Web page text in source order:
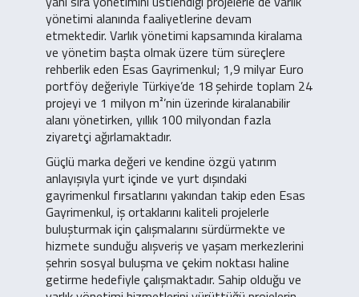
yönetimi alanında faaliyetlerine devam
etmektedir. Varlık yönetimi kapsamında kiralama
ve yönetim başta olmak üzere tüm süreçlere
rehberlik eden Esas Gayrimenkul; 1,9 milyar Euro
portföy değeriyle Türkiye’de 18 şehirde toplam 24
projeyi ve 1 milyon m²’nin üzerinde kiralanabilir
alanı yönetirken, yıllık 100 milyondan fazla
ziyaretçi ağırlamaktadır.
Güçlü marka değeri ve kendine özgü yatırım
anlayışıyla yurt içinde ve yurt dışındaki
gayrimenkul fırsatlarını yakından takip eden Esas
Gayrimenkul, iş ortaklarını kaliteli projelerle
buluşturmak için çalışmalarını sürdürmekte ve
hizmete sunduğu alışveriş ve yaşam merkezlerini
şehrin sosyal buluşma ve çekim noktası haline
getirme hedefiyle çalışmaktadır. Sahip olduğu ve